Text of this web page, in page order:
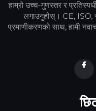
हाम्रो उच्च-गुणस्तर र
लगाउनुहोस्। CE, ISO,
प्रमाणीकरणको साथ, हामी